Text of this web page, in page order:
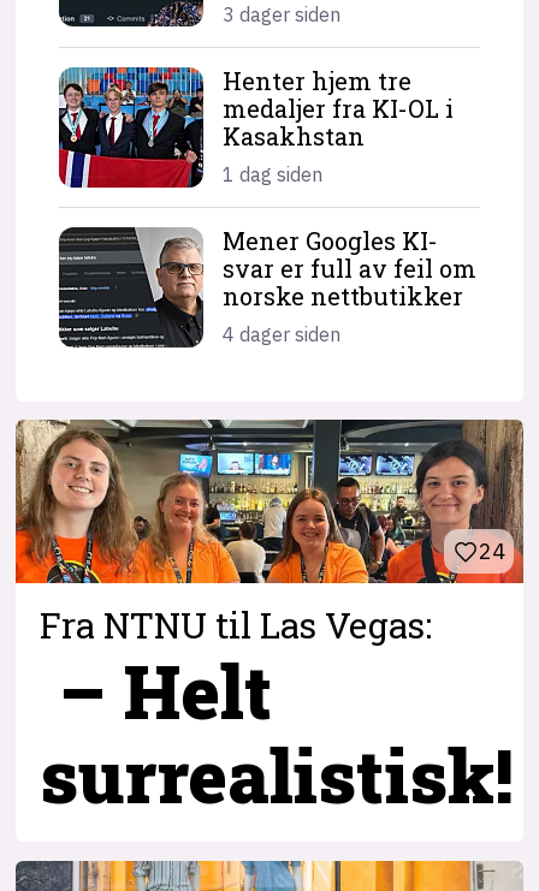
3 dager siden
Henter hjem tre
medaljer fra KI-OL i
Kasakhstan
1 dag siden
Mener Googles KI-
svar er full av feil om
norske nettbutikker
4 dager siden
24
Fra NTNU til Las Vegas:
– Helt
surrealistisk!